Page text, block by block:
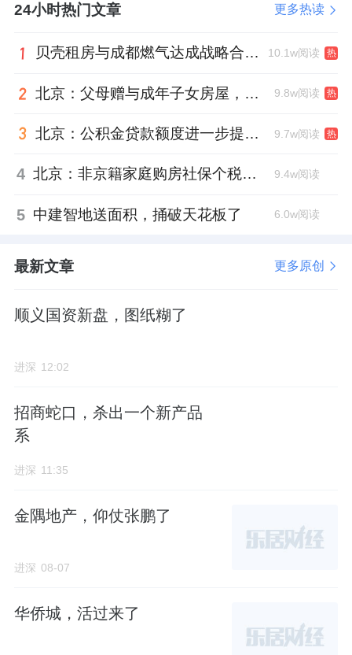
这个操作对于城建发展而言，简直就是活久
见。因为在京城地产圈，它是开发进度上的“控
头，前置营销工作，结合客户定位与产品设计
放过外围机会。
据小道消息称，顺义仁和R4线临河站旁边的地
02
地拿到了，戏才刚开场。
这才是他真正的剧本。
丰台嘉棠璟樾项目上，齐占峰有自己的小心
思，他让出操盘权，交给对片区更熟悉的北京
建工。
北京建工此前打造的熙华台项目，在丰台积累
24小时热门文章 更多热读
贝壳租房与成都燃气达成战略合作 打通安全巡检“最后一米” 10.1w阅读 热
北京：父母赠与成年子女房屋，不再核验子女的购房资格 9.8w阅读 热
北京：公积金贷款额度进一步提高、最高可贷340万元 9.7w阅读 热
4 北京：非京籍家庭购房社保个税缴纳年限下调为一年 9.4w阅读
5 中建智地送面积，捅破天花板了 6.0w阅读
最新文章 更多原创
顺义国资新盘，图纸糊了
进深 12:02
招商蛇口，杀出一个新产品
系
进深 11:35
金隅地产，仰仗张鹏了
进深 08-07
华侨城，活过来了